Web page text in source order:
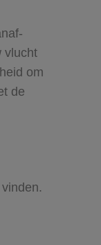
vlucht
om
de